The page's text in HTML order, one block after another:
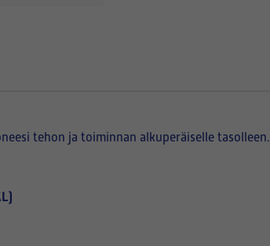
tehon ja toiminnan alkuperäiselle tasolleen.